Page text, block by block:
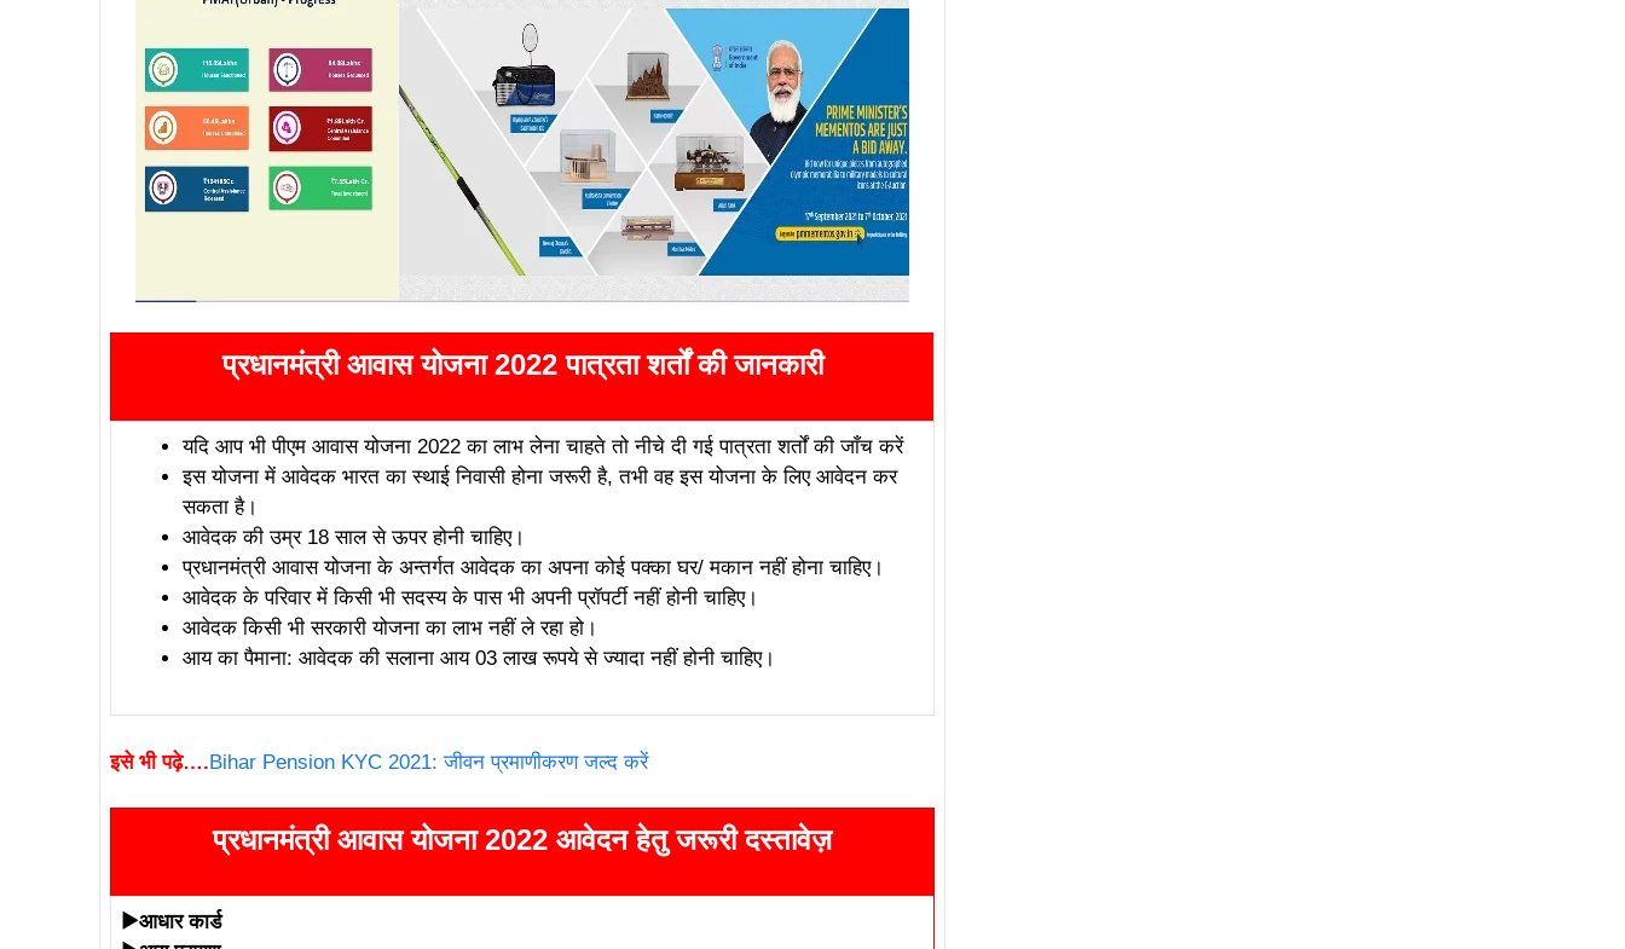
प्रधानमंत्री आवास योजना 2022 पात्रता शर्तों की जानकारी
यदि आप भी पीएम आवास योजना 2022 का लाभ लेना चाहते तो नीचे दी गई पात्रता शर्तों की जाँच करें
इस योजना में आवेदक भारत का स्थाई निवासी होना जरूरी है, तभी वह इस योजना के लिए आवेदन कर
सकता है।
आवेदक की उम्र 18 साल से ऊपर होनी चाहिए।
प्रधानमंत्री आवास योजना के अन्तर्गत आवेदक का अपना कोई पक्का घर/ मकान नहीं होना चाहिए।
आवेदक के परिवार में किसी भी सदस्य के पास भी अपनी प्रॉपर्टी नहीं होनी चाहिए।
आवेदक किसी भी सरकारी योजना का लाभ नहीं ले रहा हो।
आय का पैमाना: आवेदक की सलाना आय 03 लाख रूपये से ज्यादा नहीं होनी चाहिए।
इसे भी पढ़े….Bihar Pension KYC 2021: जीवन प्रमाणीकरण जल्द करें
प्रधानमंत्री आवास योजना 2022 आवेदन हेतु जरूरी दस्तावेज़
▶आधार कार्ड